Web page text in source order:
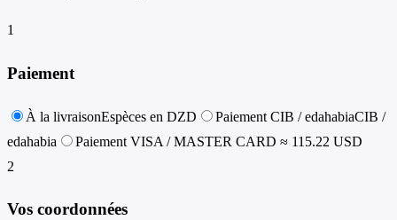
1
Paiement
À la livraisonEspèces en DZD Paiement CIB / edahabiaCIB /
edahabia
Paiement VISA / MASTER CARD ≈ 115.22 USD
2
Vos coordonnées